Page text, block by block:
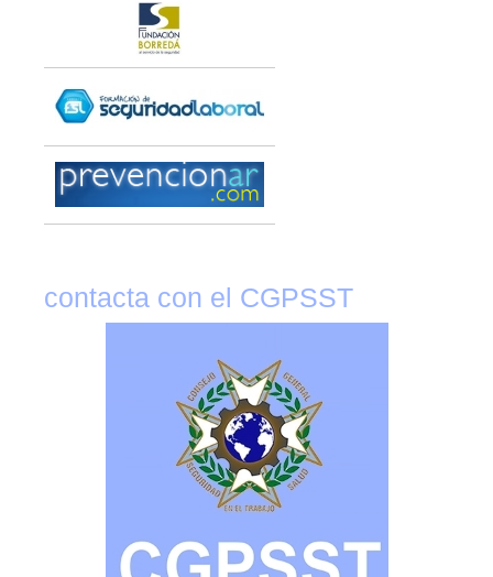
contacta con el CGPSST